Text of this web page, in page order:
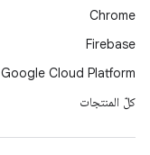
Chrome
Firebase
Google Cloud Platform
كلّ المنتجات